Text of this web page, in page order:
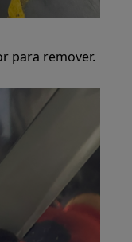
para remover.